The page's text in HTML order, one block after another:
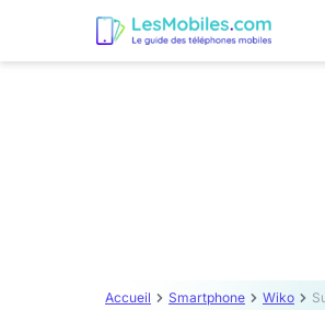
Accueil Smartphone Wiko